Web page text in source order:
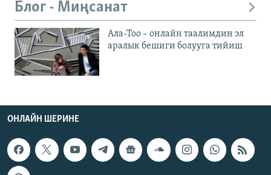
Блог - Миңсанат
Ала-Тоо – онлайн таалимдин эл
аралык бешиги болууга тийиш
ОНЛАЙН ШЕРИНЕ